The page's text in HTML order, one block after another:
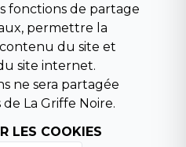
vente
fonctions de partage
permettre la
du site et
site internet.
ne sera partagée
La Griffe Noire.
LES COOKIES